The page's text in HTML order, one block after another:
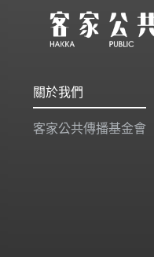
關於我們
客家公共傳播基金會